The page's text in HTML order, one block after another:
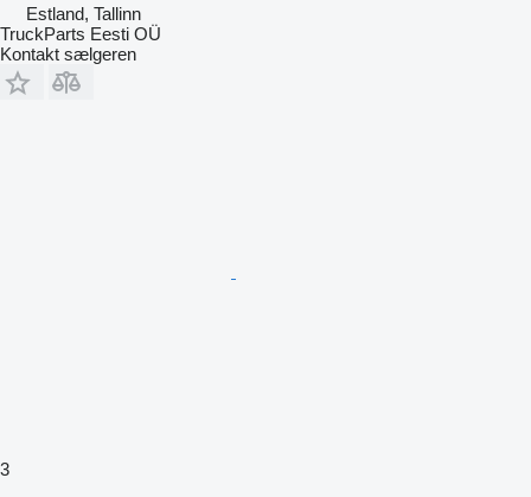
Estland, Tallinn
TruckParts Eesti OÜ
Kontakt sælgeren
3